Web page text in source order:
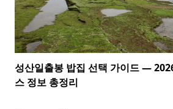
성산일출봉 밥집 선택 가이드 —
스 정보 총정리